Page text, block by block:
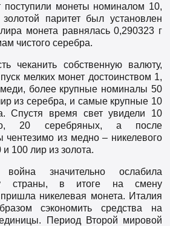
поступили монеты номиналом 10,
паритет был установлен
монета равнялась 0,290323 г
чистого серебра.
чеканить собственную валюту,
мелких монет достоинством 1,
более крупные номиналы 50
из серебра, и самые крупные 10
Спустя время свет увидели 10
20 серебряных, а после
чентезимо из медно – никелевого
100 лир из золота.
значительно ослабила
страны, в итоге на смену
никелевая монета. Италия
сэкономить средства на
Период Второй мировой